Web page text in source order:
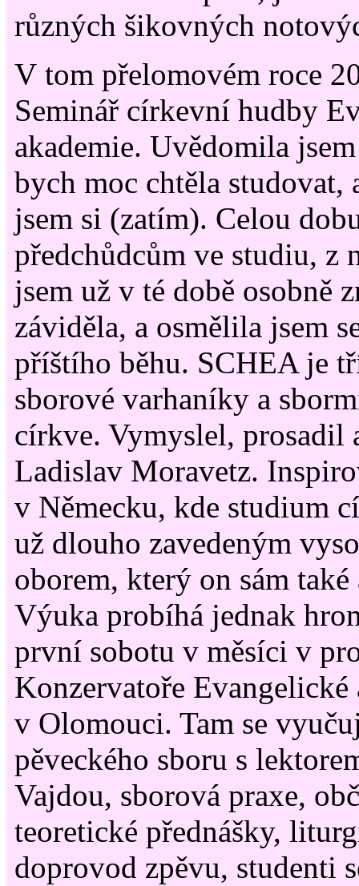
různých šikovných
V tom přelomovém roce
Seminář církevní hudby
akademie. Uvědomila
bych moc chtěla studovat,
jsem si (zatím). Celou
předchůdcům ve studiu, z
jsem už v té době osobně
záviděla, a osmělila jsem
příštího běhu. SCHEA je
sborové varhaníky a
církve. Vymyslel, prosadil
Ladislav Moravetz.
v Německu, kde studium
už dlouho zavedeným
oborem, který on sám
Výuka probíhá jednak
první sobotu v měsíci v
Konzervatoře Evangelické
v Olomouci. Tam se
pěveckého sboru s
Vajdou, sborová praxe,
teoretické přednášky,
doprovod zpěvu, studenti